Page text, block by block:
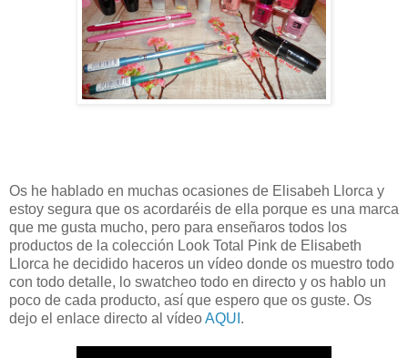
Os he hablado en muchas ocasiones de Elisabeh Llorca y
estoy segura que os acordaréis de ella porque es una marca
que me gusta mucho, pero para enseñaros todos los
productos de la colección Look Total Pink de Elisabeth
Llorca he decidido haceros un vídeo donde os muestro todo
con todo detalle, lo swatcheo todo en directo y os hablo un
poco de cada producto, así que espero que os guste. Os
dejo el enlace directo al vídeoAQUI .